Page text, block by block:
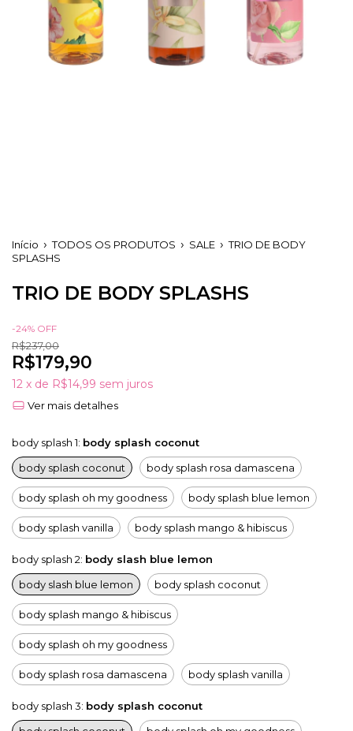
Início TODOS OS PRODUTOS SALE
TRIO DE BODY
SPLASHS
TRIO DE BODY SPLASHS
R$179,90
-24% OFF
R$237,00
12 x de R$14,99 sem juros
Ver mais detalhes
body splash 1: body splash coconut
body splash coconut
body splash rosa damascena
body splash oh my goodness body splash blue lemon
body splash vanilla body splash mango & hibiscus
body splash 2: body slash blue lemon
body slash blue lemon
body splash coconut
body splash mango & hibiscus
body splash oh my goodness
body splash rosa damascena body splash vanilla
body splash 3: body splash coconut